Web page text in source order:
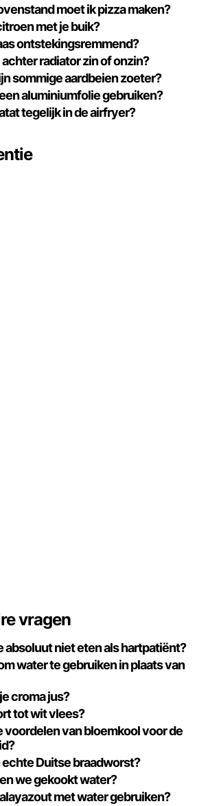
moet ik pizza maken?
met je buik?
ontstekingsremmend?
radiator zin of onzin?
sommige aardbeien zoeter?
aluminiumfolie gebruiken?
tegelijk in de airfryer?
vragen
absoluut niet eten als hartpatiënt?
water te gebruiken in plaats van
croma jus?
tot wit vlees?
voordelen van bloemkool voor de
echte Duitse braadworst?
we gekookt water?
met water gebruiken?